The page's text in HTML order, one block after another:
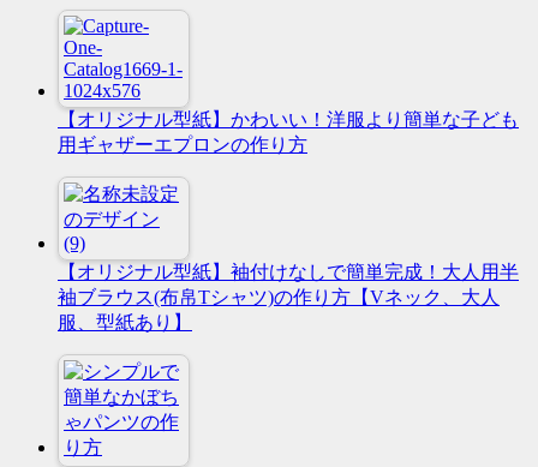
【オリジナル型紙】かわいい！洋服より簡単な子ども
用ギャザーエプロンの作り方
【オリジナル型紙】袖付けなしで簡単完成！大人用半
袖ブラウス(布帛Tシャツ)の作り方【Vネック、大人
服、型紙あり】